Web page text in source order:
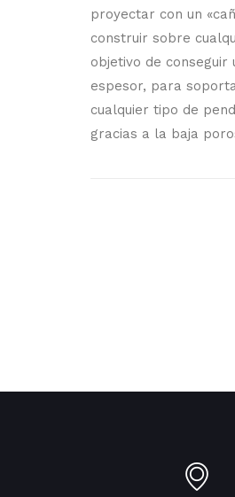
proyectar con un
construir sobre
objetivo de
espesor, para
cualquier tipo de
gracias a la baja